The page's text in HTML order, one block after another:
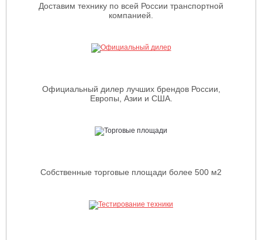
Доставим технику по всей России транспортной
компанией.
Официальный дилер лучших брендов России,
Европы, Азии и США.
Собственные торговые площади более 500 м2